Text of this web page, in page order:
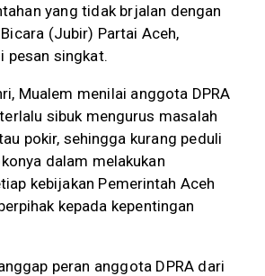
yang tidak brjalan dengan
(Jubir) Partai Aceh,
pesan singkat.
Mualem menilai anggota DPRA
sibuk mengurus masalah
pokir, sehingga kurang peduli
dalam melakukan
kebijakan Pemerintah Aceh
kepada kepentingan
peran anggota DPRA dari